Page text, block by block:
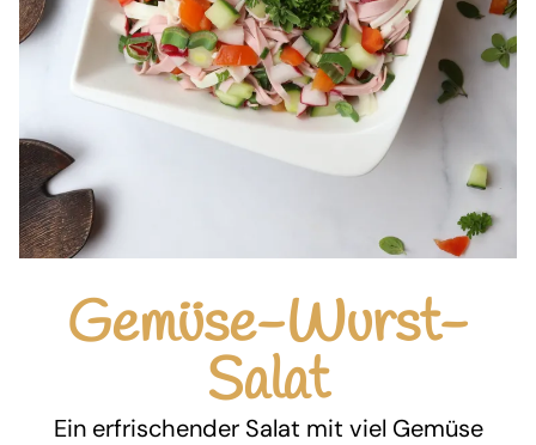
Gemüse-Wurst-
Salat
Ein erfrischender Salat mit viel Gemüse